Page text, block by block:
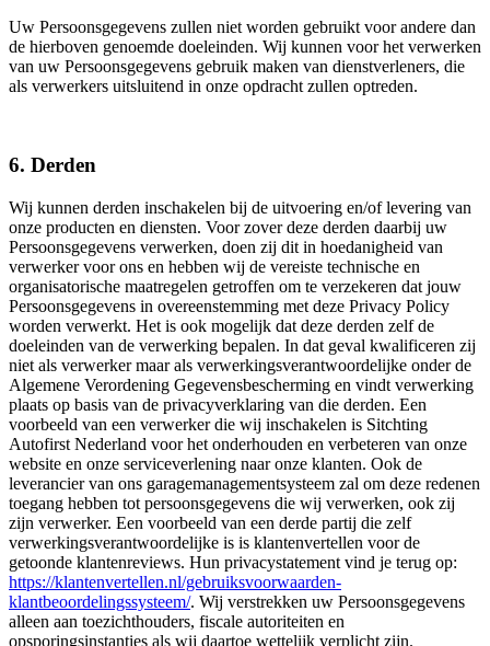
Uw Persoonsgegevens zullen niet worden gebruikt voor andere dan
de hierboven genoemde doeleinden. Wij kunnen voor het verwerken
van uw Persoonsgegevens gebruik maken van dienstverleners, die
als verwerkers uitsluitend in onze opdracht zullen optreden.
6. Derden
Wij kunnen derden inschakelen bij de uitvoering en/of levering van
onze producten en diensten. Voor zover deze derden daarbij uw
Persoonsgegevens verwerken, doen zij dit in hoedanigheid van
verwerker voor ons en hebben wij de vereiste technische en
organisatorische maatregelen getroffen om te verzekeren dat jouw
Persoonsgegevens in overeenstemming met deze Privacy Policy
worden verwerkt. Het is ook mogelijk dat deze derden zelf de
doeleinden van de verwerking bepalen. In dat geval kwalificeren zij
niet als verwerker maar als verwerkingsverantwoordelijke onder de
Algemene Verordening Gegevensbescherming en vindt verwerking
plaats op basis van de privacyverklaring van die derden. Een
voorbeeld van een verwerker die wij inschakelen is Sitchting
Autofirst Nederland voor het onderhouden en verbeteren van onze
website en onze serviceverlening naar onze klanten. Ook de
leverancier van ons garagemanagementsysteem zal om deze redenen
toegang hebben tot persoonsgegevens die wij verwerken, ook zij
zijn verwerker. Een voorbeeld van een derde partij die zelf
verwerkingsverantwoordelijke is is klantenvertellen voor de
getoonde klantenreviews. Hun privacystatement vind je terug op:
https://klantenvertellen.nl/gebruiksvoorwaarden-
klantbeoordelingssysteem/. Wij verstrekken uw Persoonsgegevens
alleen aan toezichthouders, fiscale autoriteiten en
opsporingsinstanties als wij daartoe wettelijk verplicht zijn.